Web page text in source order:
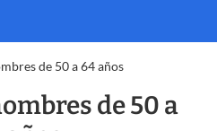
de 50 a 64 años
de 50 a